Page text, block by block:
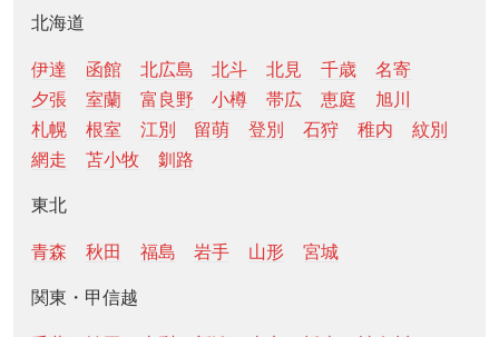
北海道
伊達 函館 北広島 北斗 北見 千歳
名寄
夕張
室蘭 富良野 小樽 帯広 恵庭
旭川
札幌
根室 江別 留萌 登別 石狩 稚内
紋別
網走
苫小牧 釧路
東北
青森 秋田 福島 岩手 山形 宮城
関東・甲信越